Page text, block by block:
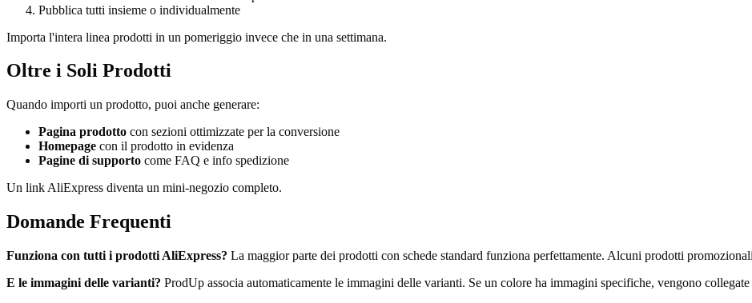
Pubblica tutti insieme o individualmente
Importa l'intera linea prodotti in un pomeriggio invece che in una settimana.
Oltre i Soli Prodotti
Quando importi un prodotto, puoi anche generare:
Pagina prodotto con sezioni ottimizzate per la conversione
Homepage con il prodotto in evidenza
Pagine di supporto come FAQ e info spedizione
Un link AliExpress diventa un mini-negozio completo.
Domande Frequenti
Funziona con tutti i prodotti AliExpress? La maggior parte dei prodotti con schede standard funziona perfettamente. Alcuni prodotti
E le immagini delle varianti? ProdUp associa automaticamente le immagini delle varianti. Se un colore ha immagini specifiche, vengono